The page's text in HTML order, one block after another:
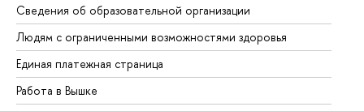
Сведения об образовательной организации
Людям с ограниченными возможностями здоровья
Единая платежная страница
Работа в Вышке